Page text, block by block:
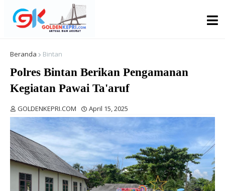
Beranda Bintan
Polres Bintan Berikan Pengamanan
Kegiatan Pawai Ta'aruf
GOLDENKEPRI.COM April 15, 2025